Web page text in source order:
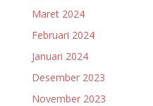
Maret 2024
Februari 2024
Januari 2024
Desember 2023
November 2023